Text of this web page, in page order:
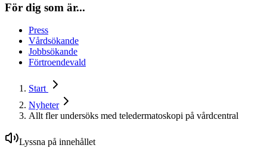
För dig som är...
Press
Vårdsökande
Jobbsökande
Förtroendevald
Start
Nyheter
Allt fler undersöks med teledermatoskopi på vårdcentral
Lyssna på innehållet